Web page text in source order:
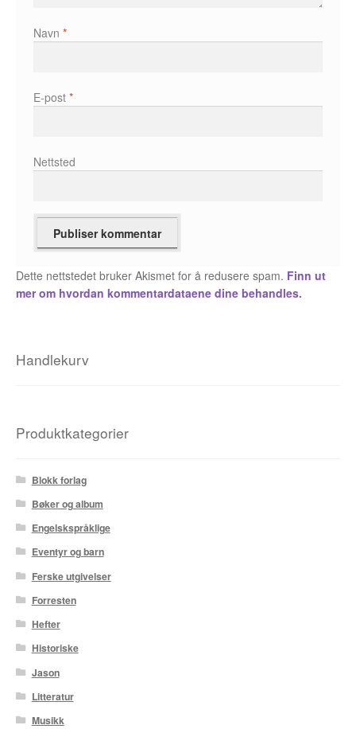
Bjørn Ousland
Håvard S. Johansen
Jens K Styve
Jim Woodring
Karstein Volle
Kirjan Waage
Kristian Hammerstad
Lars Aurtande
Lene Ask
Navn*
E-post*
Nettsted
Dette nettstedet bruker Akismet for å redusere spam. Finn ut
mer om hvordan kommentardataene dine behandles.
Handlekurv
Produktkategorier
Blokk forlag
Bøker og album
Engelskspråklige
Eventyr og barn
Ferske utgivelser
Forresten
Hefter
Historiske
Jason
Litteratur
Musikk